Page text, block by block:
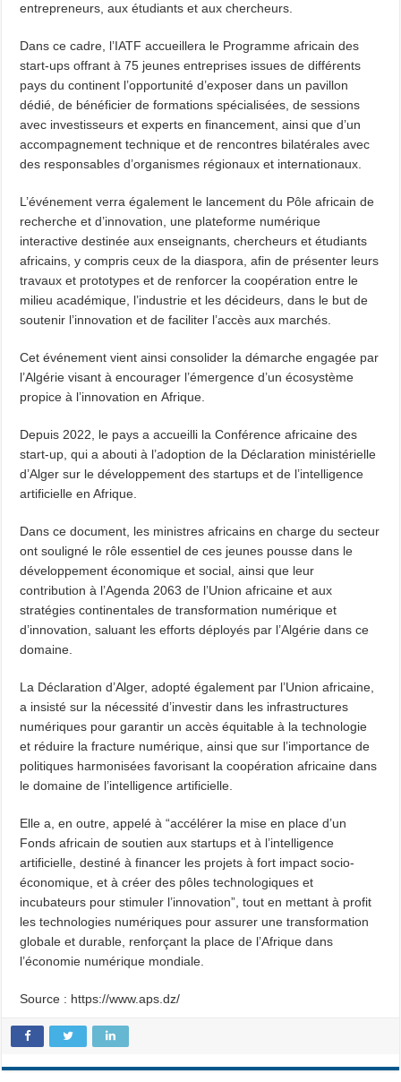
entrepreneurs, aux étudiants et aux chercheurs.
Dans ce cadre, l’IATF accueillera le Programme africain des
start-ups offrant à 75 jeunes entreprises issues de différents
pays du continent l’opportunité d’exposer dans un pavillon
dédié, de bénéficier de formations spécialisées, de sessions
avec investisseurs et experts en financement, ainsi que d’un
accompagnement technique et de rencontres bilatérales avec
des responsables d’organismes régionaux et internationaux.
L’événement verra également le lancement du Pôle africain de
recherche et d’innovation, une plateforme numérique
interactive destinée aux enseignants, chercheurs et étudiants
africains, y compris ceux de la diaspora, afin de présenter leurs
travaux et prototypes et de renforcer la coopération entre le
milieu académique, l’industrie et les décideurs, dans le but de
soutenir l’innovation et de faciliter l’accès aux marchés.
Cet événement vient ainsi consolider la démarche engagée par
l’Algérie visant à encourager l’émergence d’un écosystème
propice à l’innovation en Afrique.
Depuis 2022, le pays a accueilli la Conférence africaine des
start-up, qui a abouti à l’adoption de la Déclaration ministérielle
d’Alger sur le développement des startups et de l’intelligence
artificielle en Afrique.
Dans ce document, les ministres africains en charge du secteur
ont souligné le rôle essentiel de ces jeunes pousse dans le
développement économique et social, ainsi que leur
contribution à l’Agenda 2063 de l’Union africaine et aux
stratégies continentales de transformation numérique et
d’innovation, saluant les efforts déployés par l’Algérie dans ce
domaine.
La Déclaration d’Alger, adopté également par l’Union africaine,
a insisté sur la nécessité d’investir dans les infrastructures
numériques pour garantir un accès équitable à la technologie
et réduire la fracture numérique, ainsi que sur l’importance de
politiques harmonisées favorisant la coopération africaine dans
le domaine de l’intelligence artificielle.
Elle a, en outre, appelé à “accélérer la mise en place d’un
Fonds africain de soutien aux startups et à l’intelligence
artificielle, destiné à financer les projets à fort impact socio-
économique, et à créer des pôles technologiques et
incubateurs pour stimuler l’innovation”, tout en mettant à profit
les technologies numériques pour assurer une transformation
globale et durable, renforçant la place de l’Afrique dans
l’économie numérique mondiale.
Source : https://www.aps.dz/